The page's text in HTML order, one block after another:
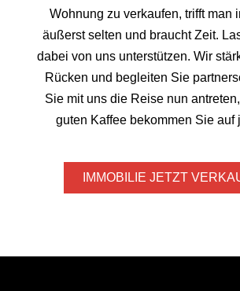
Wohnung zu verkaufen, trifft man
äußerst selten und braucht Zeit.
dabei von uns unterstützen. Wir
Rücken und begleiten Sie
Sie mit uns die Reise nun
guten Kaffee bekommen Sie auf
IMMOBILIE JETZT